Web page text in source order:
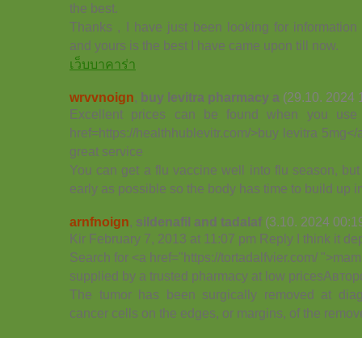
the best.
Thanks , I have just been looking for
and yours is the best I have came upon till now.
เว็บบาคาร่า
wrvvnoign, buy levitra pharmacy a (29.10. 2024
Excellent prices can be found when you
href=https://healthhublevitr.com/>buy levitra
great service
You can get a flu vaccine well into flu season,
early as possible so the body has time to build up
arnfnoign, sildenafil and tadalaf (3.10. 2024
Kir February 7, 2013 at 11:07 pm Reply I think it
Search for <a href="https://tortadalfvier.com/
supplied by a trusted pharmacy at low
The tumor has been surgically removed at
cancer cells on the edges, or margins, of the